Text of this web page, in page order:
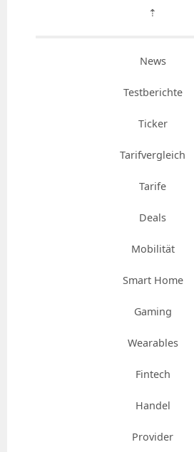
⇡
News
Testberichte
Ticker
Tarifvergleich
Tarife
Deals
Mobilität
Smart Home
Gaming
Wearables
Fintech
Handel
Provider